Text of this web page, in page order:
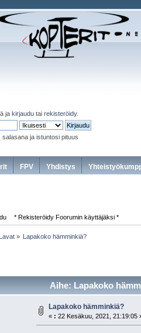
ja kirjaudu tai rekisteröidy.
ja istuntosi pituus
FPV Yhdistys
* Rekisteröidy Foorumin käyttäjäksi *
Lavat» Lapakoko hämminkiä?
Aihe: Lapakoko
Lapakoko hämminkiä?
« : 22 Kesäkuu, 2021, 21:19:05